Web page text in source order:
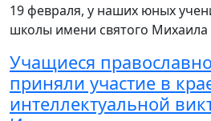
19 февраля, у наших юных
школы имени святого Михаила
Учащиеся
приняли участие в
интеллектуальной